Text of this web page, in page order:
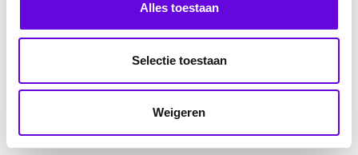
Alles toestaan
Selectie toestaan
Weigeren